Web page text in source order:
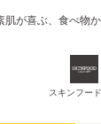
肌が喜ぶ、食べ物
スキンフー